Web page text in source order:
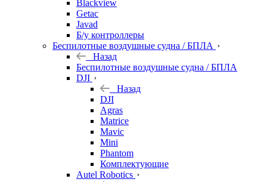
Blackview
Getac
Javad
Б/у контроллеры
Беспилотные воздушные судна / БПЛА
Назад
Беспилотные воздушные судна / БПЛА
DJI
Назад
DJI
Agras
Matrice
Mavic
Mini
Phantom
Комплектующие
Autel Robotics